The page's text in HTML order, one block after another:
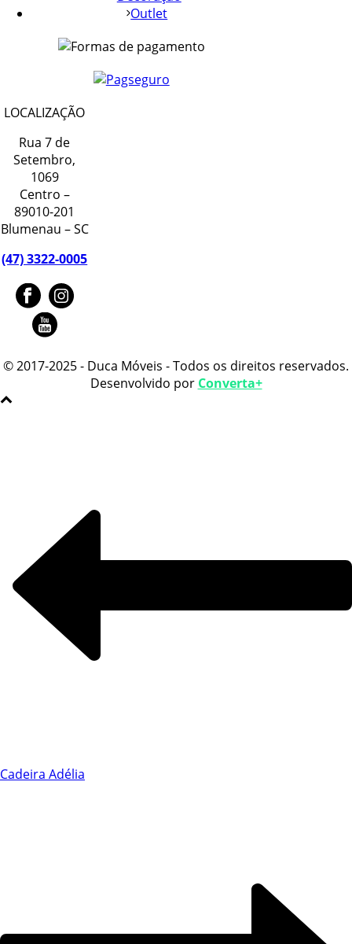
Outlet
LOCALIZAÇÃO
Rua 7 de
Setembro,
1069
Centro –
89010-201
Blumenau – SC
(47) 3322-0005
© 2017-2025 - Duca Móveis - Todos os direitos reservados.
Desenvolvido por Converta+
Cadeira Adélia